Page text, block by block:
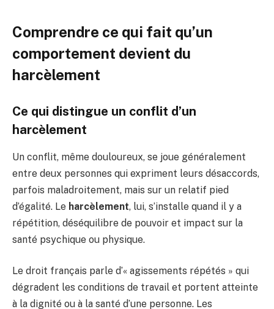
Comprendre ce qui fait qu’un
comportement devient du
harcèlement
Ce qui distingue un conflit d’un
harcèlement
Un conflit, même douloureux, se joue généralement
entre deux personnes qui expriment leurs désaccords,
parfois maladroitement, mais sur un relatif pied
d’égalité. Le harcèlement, lui, s’installe quand il y a
répétition, déséquilibre de pouvoir et impact sur la
santé psychique ou physique.
Le droit français parle d’« agissements répétés » qui
dégradent les conditions de travail et portent atteinte
à la dignité ou à la santé d’une personne. Les